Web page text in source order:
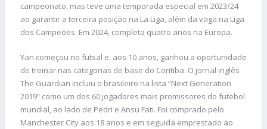
campeonato, mas teve uma temporada especial em 2023/24
ao garantir a terceira posição na La Liga, além da vaga na Liga
dos Campeões. Em 2024, completa quatro anos na Europa.
Yan começou no futsal e, aos 10 anos, ganhou a oportunidade
de treinar nas categorias de base do Coritiba. O jornal inglês
The Guardian incluiu o brasileiro na lista “Next Generation
2019” como um dos 60 jogadores mais promissores do futebol
mundial, ao lado de Pedri e Ansu Fati. Foi comprado pelo
Manchester City aos 18 anos e em seguida emprestado ao